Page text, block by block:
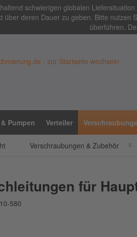
schwierigen globalen
über deren Dauer zu geben. Bitte nutzen
überführen.
Pumpen Verteiler
Verschraubungen & Zubehör
für
580